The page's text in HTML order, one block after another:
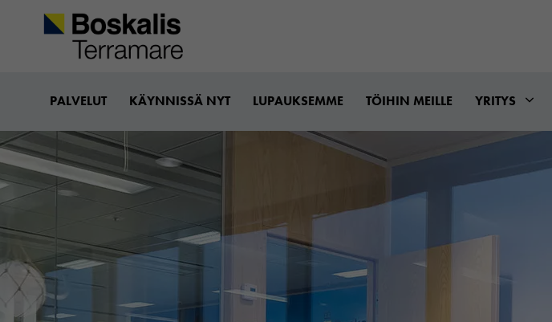
Boskalis-terramare
PALVELUT KÄYNNISSÄ NYT LUPAUKSEMME TÖIHIN MEILLE YRITYS